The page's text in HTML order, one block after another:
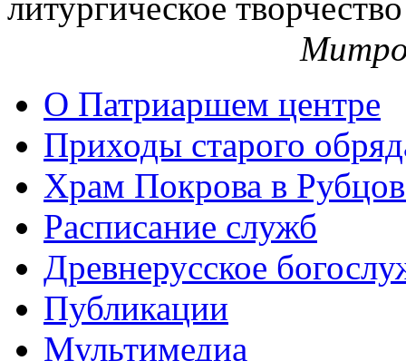
О Патриаршем центре
Приходы старого
Храм Покрова в
Расписание служб
Древнерусское
Публикации
Мультимедиа